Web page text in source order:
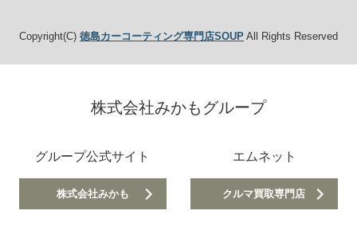
Copyright(C) 徳島カーコーティング専門店SOUPAll Rights Reserved
株式会社みかもグループ
グループ公式サイト
株式会社みかも
エムネット
クルマ買取専門店